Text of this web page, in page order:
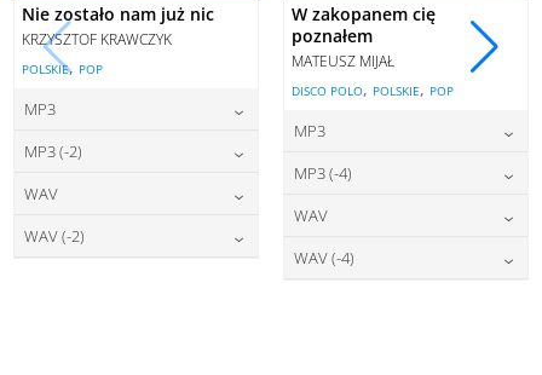
Nie zostało nam już nic
KRZYSZTOF KRAWCZYK
POLSKIE, POP
MP3
cena:
DODAJ DO KOSZYKA
MP3 (-2)
DODAJ DO KOSZYKA
WAV
cena:
WAV (-2)
W zakopanem cię
poznałem
MATEUSZ MIJAŁ
DISCO POLO, POLSKIE, POP
MP3
cena:
DODAJ DO KOSZYKA
MP3 (-4)
DODAJ DO KOSZYKA
WAV
cena:
WAV (-4)